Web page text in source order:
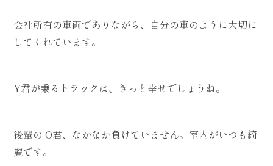
会社所有の車両でありながら、自分の車のように大切に
してくれています。
Y君が乗るトラックは、きっと幸せでしょうね。
後輩の O君、なかなか負けていません。室内がいつも綺
麗です。